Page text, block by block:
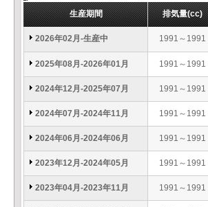
生産期間 排気量(cc)
2026年02月-生産中 1991～1991
2025年08月-2026年01月 1991～1991
2024年12月-2025年07月 1991～1991
2024年07月-2024年11月 1991～1991
2024年06月-2024年06月 1991～1991
2023年12月-2024年05月 1991～1991
2023年04月-2023年11月 1991～1991